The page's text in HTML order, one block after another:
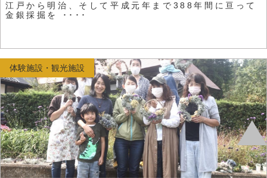
江戸から明治、そして平成元年まで388年間に亘って
金銀採掘を ････
体験施設・観光施設